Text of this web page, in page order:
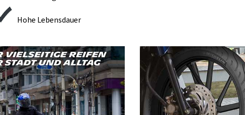
Hohe Lebensdauer